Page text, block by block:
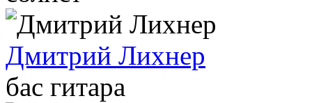
Дмитрий Лихнер
бас гитара